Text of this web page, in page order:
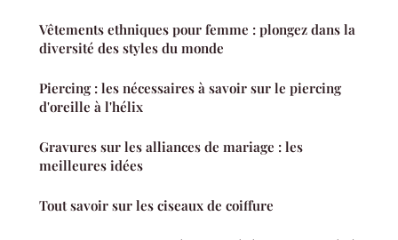
Vêtements ethniques pour femme : plongez dans la
diversité des styles du monde
Piercing : les nécessaires à savoir sur le piercing
d'oreille à l'hélix
Gravures sur les alliances de mariage : les
meilleures idées
Tout savoir sur les ciseaux de coiffure